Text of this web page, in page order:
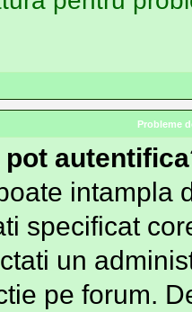
Probleme
pot
intampla
specificat
un
pe forum.